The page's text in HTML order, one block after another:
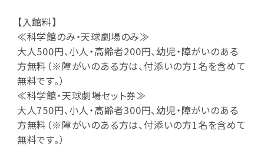
【入館料】
≪科学館のみ・天球劇場のみ≫
大人500円、小人・高齢者200円、幼児・障がいのある
方無料（※障がいのある方は、付添いの方1名を含めて
無料です。）
≪科学館・天球劇場セット券≫
大人750円、小人・高齢者300円、幼児・障がいのある
方無料（※障がいのある方は、付添いの方1名を含めて
無料です。）